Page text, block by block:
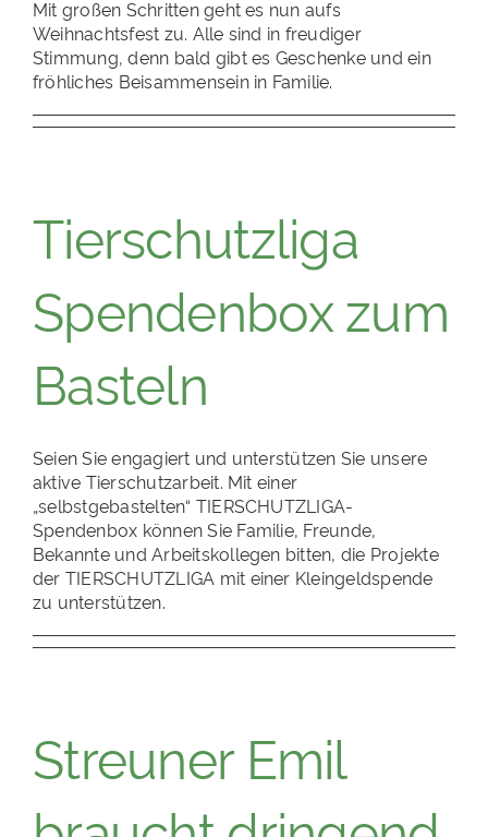
PATENSCHAFTEN
HELFER WERDEN
RATGEBER
Mit großen Schritten geht es nun aufs
Weihnachtsfest zu. Alle sind in freudiger
Stimmung, denn bald gibt es Geschenke und ein
fröhliches Beisammensein in Familie.
Tierschutzliga
Spendenbox zum
Basteln
Seien Sie engagiert und unterstützen Sie unsere
aktive Tierschutzarbeit. Mit einer
„selbstgebastelten“ TIERSCHUTZLIGA-
Spendenbox können Sie Familie, Freunde,
Bekannte und Arbeitskollegen bitten, die Projekte
der TIERSCHUTZLIGA mit einer Kleingeldspende
zu unterstützen.
Streuner Emil